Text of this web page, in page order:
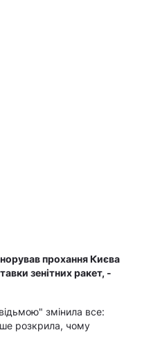
прохання Києва
зенітних ракет, -
змінила все:
розкрила, чому